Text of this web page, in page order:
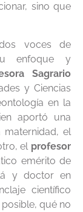
sino que
voces de
enfoque y
Sagrario
y Ciencias
en la
aportó una
el
el profesor
emérito de
y doctor en
científico
qué no